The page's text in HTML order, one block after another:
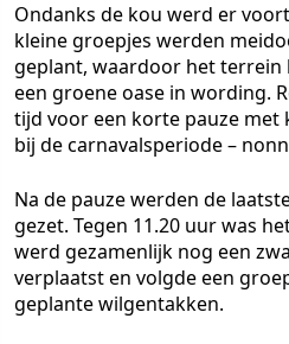
Ondanks de kou werd er
kleine groepjes werden
geplant, waardoor het terrein
een groene oase in wording.
tijd voor een korte pauze met
bij de carnavalsperiode –
Na de pauze werden de
gezet. Tegen 11.20 uur was
werd gezamenlijk nog een
verplaatst en volgde een
geplante wilgentakken.